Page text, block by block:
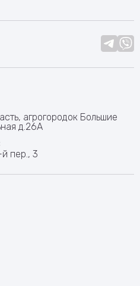
агрогородок Большие
д.26А
пер., 3